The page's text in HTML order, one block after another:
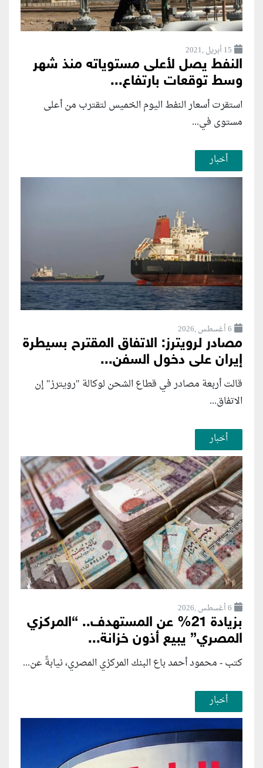
15 أبريل ,2021
النفط يصل لأعلى مستوياته منذ شهر
وسط توقعات بارتفاع...
استقرت أسعار النفط اليوم الخميس لتقترب من أعلى
مستوى في...
أخبار
6 أغسطس ,2026
مصادر لرويترز: الاتفاق المقترح بسيطرة
إيران على دخول السفن...
قالت أربعة مصادر في قطاع الشحن لوكالة "رويترز" إن
الاتفاق...
أخبار
6 أغسطس ,2026
بزيادة 21% عن المستهدف.. “المركزي
المصري” يبيع أذون خزانة...
كتب - محمود أحمد باع البنك المركزي المصري، نيابةً عن...
أخبار